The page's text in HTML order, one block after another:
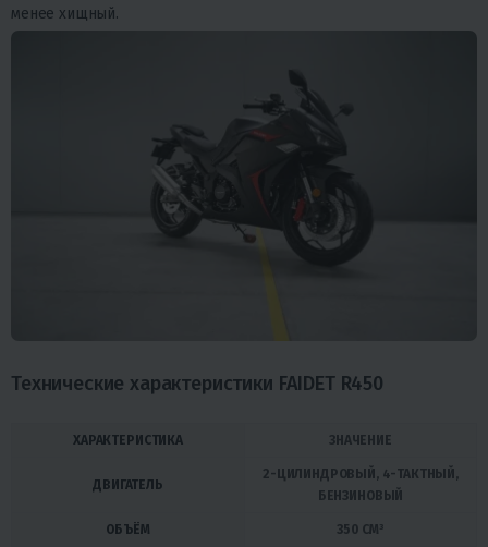
менее хищный.
Технические характеристики FAIDET R450
ХАРАКТЕРИСТИКА ЗНАЧЕНИЕ
ДВИГАТЕЛЬ
2-ЦИЛИНДРОВЫЙ, 4-ТАКТНЫЙ,
БЕНЗИНОВЫЙ
ОБЪЁМ 350 СМ³